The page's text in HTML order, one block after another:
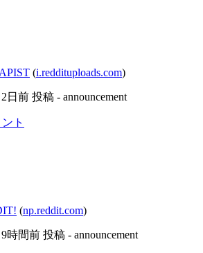
(i.reddituploads.com)
2日前 投稿 - announcement
ト
(np.reddit.com)
9時間前 投稿 - announcement